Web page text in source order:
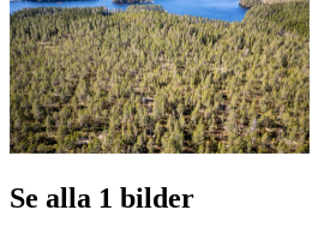
Se alla 1 bilder